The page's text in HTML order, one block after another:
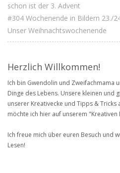
schon ist der 3. Advent
#304 Wochenende in Bildern 23./
Unser Weihnachtswochenende
Herzlich Willkommen!
Ich bin Gwendolin und Zweifachmama
Dinge des Lebens. Unsere kleinen und
unserer Kreativecke und Tipps & Tricks
möchte ich hier auf unserem
Ich freue mich über euren Besuch und
Lesen!